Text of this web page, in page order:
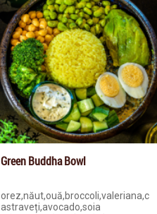
Green Buddha Bowl
orez,năut,ouă,broccoli,valeriana,c
astraveți,avocado,soia